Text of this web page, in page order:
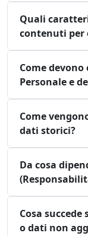
Quali
contenuti per
Come
Personale e
Come
dati storici?
Da cosa
Cosa
o dati non